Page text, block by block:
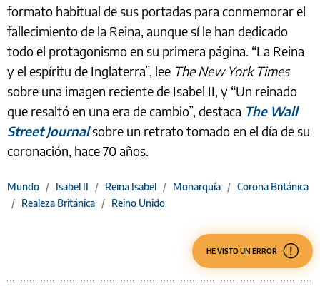
formato habitual de sus portadas para conmemorar el
fallecimiento de la Reina, aunque sí le han dedicado
todo el protagonismo en su primera página. “La Reina
y el espíritu de Inglaterra”, lee The New York Times
sobre una imagen reciente de Isabel II, y “Un reinado
que resaltó en una era de cambio”, destaca The Wall
Street Journalsobre un retrato tomado en el día de su
coronación, hace 70 años.
Mundo / Isabel II / Reina Isabel / Monarquía / Corona Británica
/ Realeza Británica / Reino Unido
HE VISTO UN ERROR